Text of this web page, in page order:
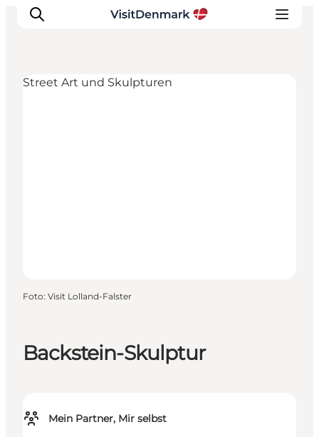
Backstein-Skulptur
Mein Partner, Mir selbst
Street Art und Skulpturen
Foto: Visit Lolland-Falster